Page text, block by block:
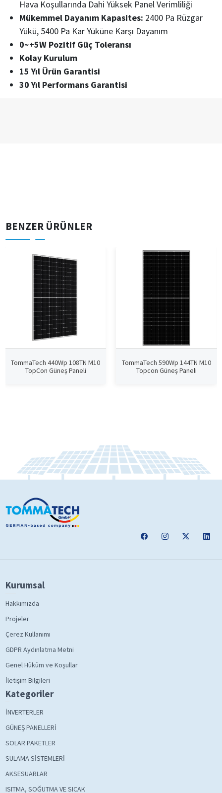
Hava Koşullarında Dahi Yüksek Panel Verimliliği
Mükemmel Dayanım Kapasites: 2400 Pa Rüzgar
Yükü, 5400 Pa Kar Yüküne Karşı Dayanım
0~+5W Pozitif Güç Toleransı
Kolay Kurulum
15 Yıl Ürün Garantisi
30 Yıl Performans Garantisi
BENZER ÜRÜNLER
TommaTech 440Wp 108TN M10
TopCon Güneş Paneli
TommaTech 590Wp 144TN M10
Topcon Güneş Paneli
Kurumsal
Hakkımızda
Projeler
Çerez Kullanımı
GDPR Aydınlatma Metni
Genel Hüküm ve Koşullar
İletişim Bilgileri
Kategoriler
İNVERTERLER
GÜNEŞ PANELLERİ
SOLAR PAKETLER
SULAMA SİSTEMLERİ
AKSESUARLAR
ISITMA, SOĞUTMA VE SICAK